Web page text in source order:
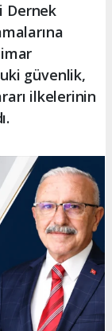
Dernek
güvenlik,
ilkelerinin